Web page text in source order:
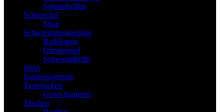
Sonnenbrillen
Schnorchel
Shop
Schwimmausruestung
Badekappe
Ohrstoepsel
Schwimmbrille
Shop
Sonderangebote
Tarierjackets
Gewichtguertel
Taschen